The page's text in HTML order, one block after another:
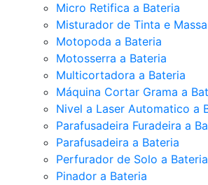
Micro Retifica a Bateria
Misturador de Tinta e
Motopoda a Bateria
Motosserra a Bateria
Multicortadora a Bateria
Máquina Cortar Grama a
Nivel a Laser Automatico a
Parafusadeira Furadeira a
Parafusadeira a Bateria
Perfurador de Solo a Bateria
Pinador a Bateria